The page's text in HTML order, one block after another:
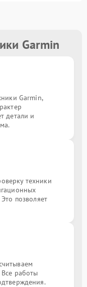
Garmin
Garmin,
детали и
техники
позволяет
Все работы